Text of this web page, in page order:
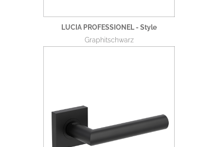
LUCIA PROFESSIONEL - Style
Graphitschwarz